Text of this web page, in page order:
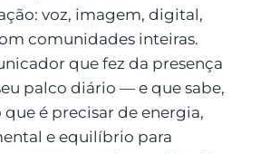
voz, imagem, digital,
comunidades inteiras.
que fez da presença
palco diário — e que sabe,
que é precisar de energia,
e equilíbrio para